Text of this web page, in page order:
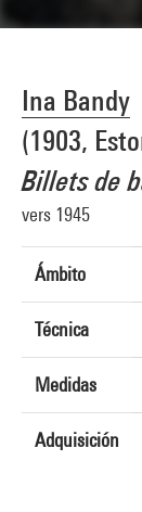
Ina Bandy
(1903,
Billets de
vers 1945
Ámbito
Técnica
Medidas
Adquisición